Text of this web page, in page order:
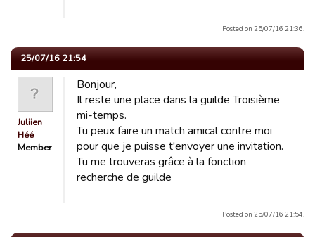
Posted on 25/07/16 21:36.
25/07/16 21:54
Juliien
Héé
Member
Bonjour,
Il reste une place dans la guilde Troisième
mi-temps.
Tu peux faire un match amical contre moi
pour que je puisse t'envoyer une invitation.
Tu me trouveras grâce à la fonction
recherche de guilde
Posted on 25/07/16 21:54.